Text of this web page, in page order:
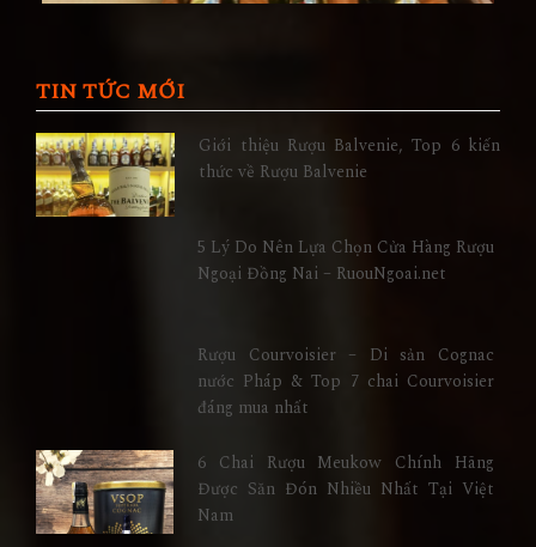
TIN TỨC MỚI
Giới thiệu Rượu Balvenie, Top 6 kiến
thức về Rượu Balvenie
5 Lý Do Nên Lựa Chọn Cửa Hàng Rượu
Ngoại Đồng Nai – RuouNgoai.net
Rượu Courvoisier – Di sản Cognac
nước Pháp & Top 7 chai Courvoisier
đáng mua nhất
6 Chai Rượu Meukow Chính Hãng
Được Săn Đón Nhiều Nhất Tại Việt
Nam